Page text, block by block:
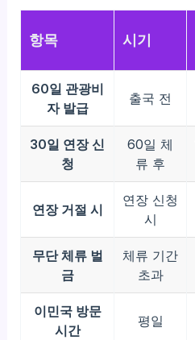
항목 시기
60일 관광비
자 발급
출국 전
30일 연장 신
청
60일 체
류 후
연장 거절 시
연장 신청
시
무단 체류 벌
금
체류 기간
초과
이민국 방문
시간
평일